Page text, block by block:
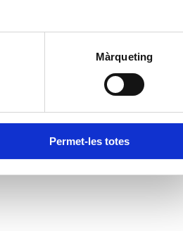
Màrqueting
Permet-les totes